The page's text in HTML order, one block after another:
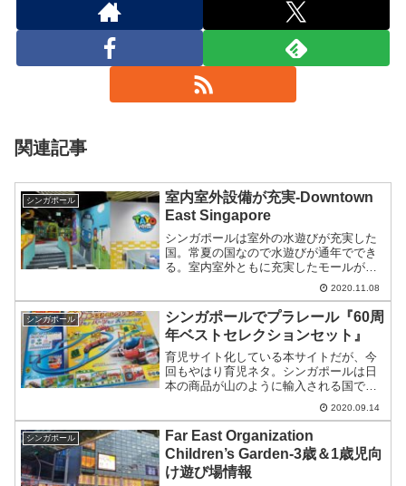
関連記事
シンガポール
室内室外設備が充実-Downtown
East Singapore
シンガポールは室外の水遊びが充実した
国。常夏の国なので水遊びが通年ででき
る。室内室外ともに充実したモールがあ
るので備忘録的に残しておく。 2020.11.08
シンガポール
シンガポールでプラレール『60周
年ベストセレクションセット』
育児サイト化している本サイトだが、今
回もやはり育児ネタ。シンガポールは日
本の商品が山のように輸入される国で、
その普及率は香港並。そんなシンガポー
ルでまれに会う宝の山を発見したのでご
紹介。
2020.09.14
シンガポール
Far East Organization
Children’s Garden-3歳＆1歳児向
け遊び場情報